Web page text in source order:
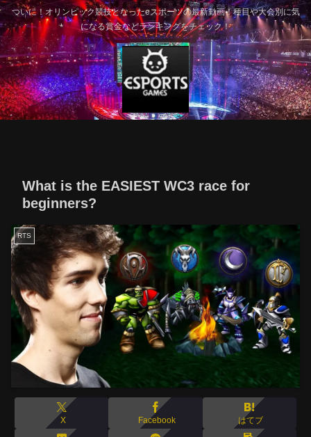
ついに！オリンピック競技となったeスポーツの最新動画！種目や大会別に気
になる賞金などランキングをチェック！
What is the EASIEST WC3 race for
beginners?
RTS
X Facebook はてブ